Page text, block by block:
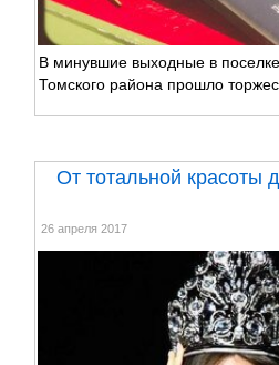
В минувшие выходные в
Томского района прошло
От тотальной красоты
26 апреля 2017